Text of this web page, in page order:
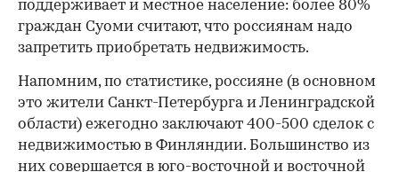
поддерживает и местное население: более 80%
граждан Суоми считают, что россиянам надо
запретить приобретать недвижимость.
Напомним, по статистике, россияне (в основном
это жители Санкт-Петербурга и Ленинградской
области) ежегодно заключают 400-500 сделок с
недвижимостью в Финляндии. Большинство из
них совершается в юго-восточной и восточной